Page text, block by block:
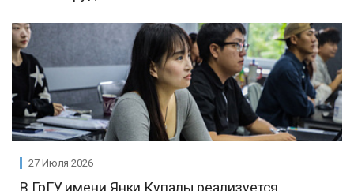
27 Июля 2026
В ГрГУ имени Янки Купалы реализуется